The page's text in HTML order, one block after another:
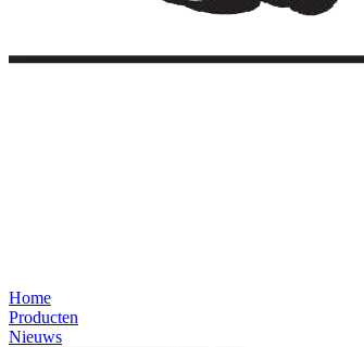
Home
Producten
Nieuws